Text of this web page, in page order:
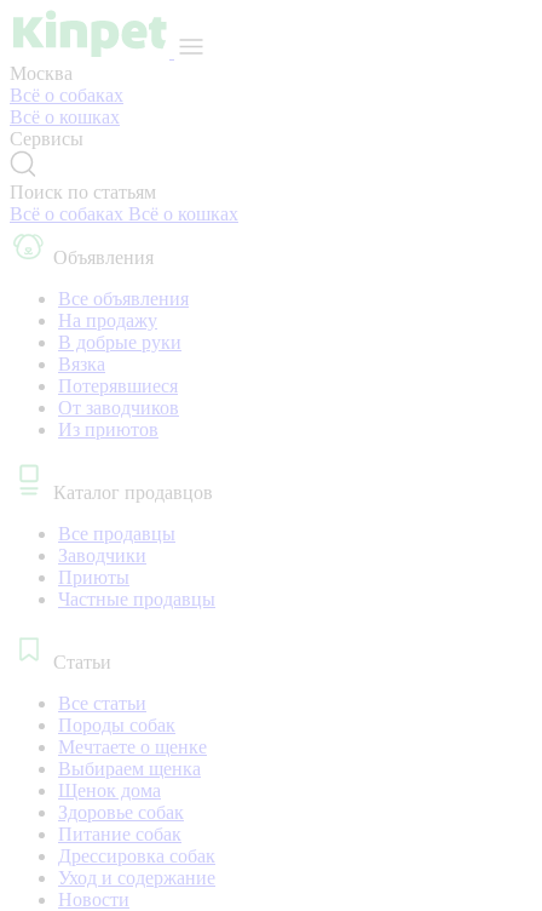
Москва
Всё о собаках
Всё о кошках
Сервисы
Поиск по статьям
Всё о собаках Всё о кошках
Объявления
Все объявления
На продажу
В добрые руки
Вязка
Потерявшиеся
От заводчиков
Из приютов
Каталог продавцов
Все продавцы
Заводчики
Приюты
Частные продавцы
Статьи
Все статьи
Породы собак
Мечтаете о щенке
Выбираем щенка
Щенок дома
Здоровье собак
Питание собак
Дрессировка собак
Уход и содержание
Новости